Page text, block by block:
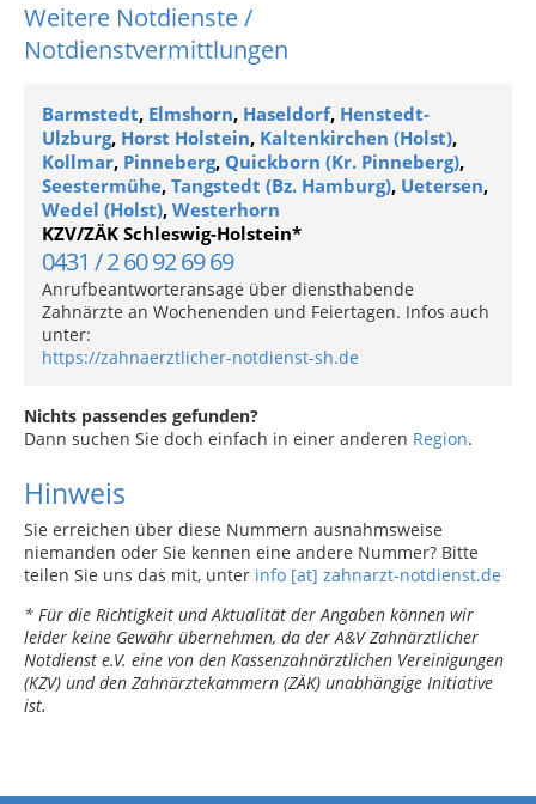
Weitere Notdienste /
Notdienstvermittlungen
Barmstedt, Elmshorn, Haseldorf, Henstedt-
Ulzburg, Horst Holstein, Kaltenkirchen (Holst),
Kollmar, Pinneberg, Quickborn (Kr. Pinneberg),
Seestermühe, Tangstedt (Bz. Hamburg), Uetersen,
Wedel (Holst), Westerhorn
KZV/ZÄK Schleswig-Holstein*
0431 / 2 60 92 69 69
Anrufbeantworteransage über diensthabende
Zahnärzte an Wochenenden und Feiertagen. Infos auch
unter:
https://zahnaerztlicher-notdienst-sh.de
Nichts passendes gefunden?
Dann suchen Sie doch einfach in einer anderen Region.
Hinweis
Sie erreichen über diese Nummern ausnahmsweise
niemanden oder Sie kennen eine andere Nummer? Bitte
teilen Sie uns das mit, unter info [at] zahnarzt-notdienst.de
* Für die Richtigkeit und Aktualität der Angaben können wir
leider keine Gewähr übernehmen, da der A&V Zahnärztlicher
Notdienst e.V. eine von den Kassenzahnärztlichen Vereinigungen
(KZV) und den Zahnärztekammern (ZÄK) unabhängige Initiative
ist.